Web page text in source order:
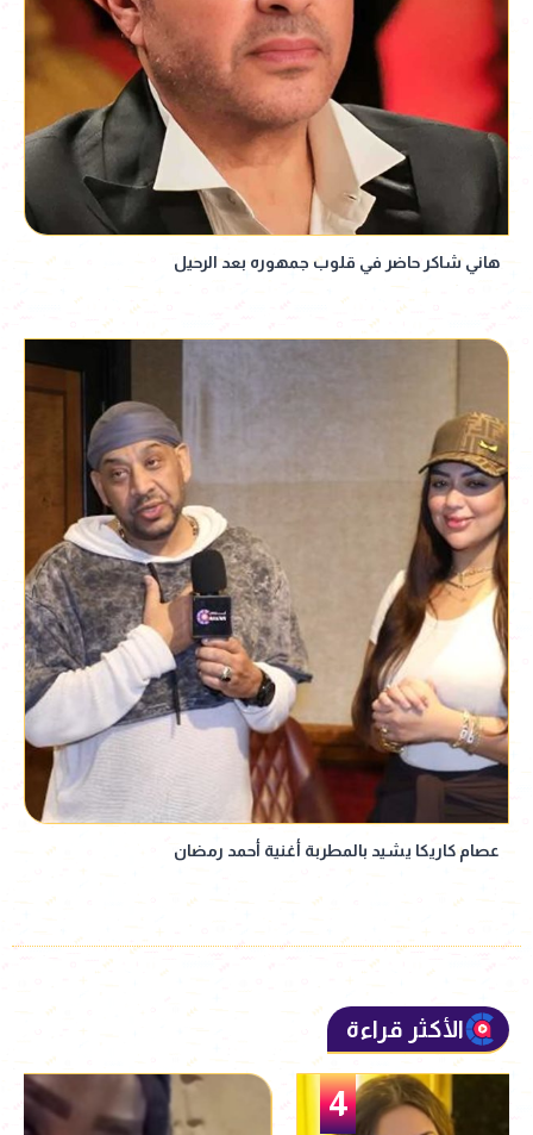
هاني شاكر حاضر في قلوب جمهوره بعد الرحيل
عصام كاريكا يشيد بالمطربة أغنية أحمد رمضان
الأكثر قراءة